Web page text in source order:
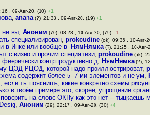
, 09-Авг-20, (10) +1
, anana (?), 21:33 , 09-Авг-20, (19) +1
не вы, Аноним (70), 08:28 , 10-Авг-20, (79) –1
специализирован, prokoudine (ok), 09:36 , 10-Авг-
в Инке или вообще в, НямНямка (?), 21:25 , 10-Авг-
с визио и прочим специализи, prokoudine (ok),
контрпродуктивно д, НямНямка (?),
ЦОД-РЦОД, которой надо проиллюстрироват,
содержит более 5--7-ми элементов и не ум,
ты пояснишь, какие конкретно схемы
в твоём примере это, скорее, упрощение
поверить на слово ОКНу как это нет -- тыцкаешь
, Аноним (29), 22:17 , 09-Авг-20, (30) +4